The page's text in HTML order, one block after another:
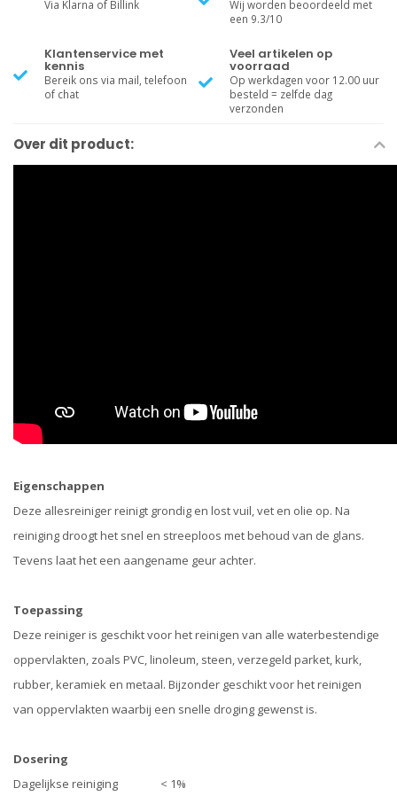
Via Klarna of Billink
Wij worden beoordeeld met
een 9.3/10
Klantenservice met
kennis
Bereik ons via mail, telefoon
of chat
Veel artikelen op
voorraad
Op werkdagen voor 12.00 uur
besteld = zelfde dag
verzonden
Over dit product:
Eigenschappen
Deze allesreiniger reinigt grondig en lost vuil, vet en olie op. Na
reiniging droogt het snel en streeploos met behoud van de glans.
Tevens laat het een aangename geur achter.
Toepassing
Deze reiniger is geschikt voor het reinigen van alle waterbestendige
oppervlakten, zoals PVC, linoleum, steen, verzegeld parket, kurk,
rubber, keramiek en metaal. Bijzonder geschikt voor het reinigen
van oppervlakten waarbij een snelle droging gewenst is.
Dosering
Dagelijkse reiniging < 1%